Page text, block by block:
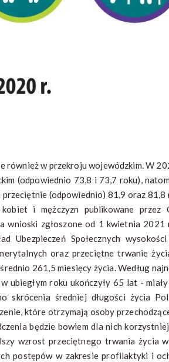
w przekroju wojewódzkim. W
(odpowiednio 73,8 i 73,7 roku),
(odpowiednio) 81,9 oraz 81,8
i mężczyzn publikowane przez
wnioski zgłoszone od 1 kwietnia 2021
Ubezpieczeń Społecznych
oraz przeciętne trwanie
261,5 miesięcy życia. Według
roku ukończyły 65 lat -
skrócenia średniej długości życia
które otrzymają osoby
będzie bowiem dla nich
wzrost przeciętnego trwania życia
postępów w zakresie profilaktyki i